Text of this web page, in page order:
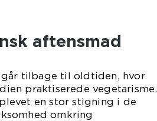
aftensmad
går tilbage til oldtiden, hvor
praktiserede vegetarisme.
en stor stigning i de
omkring